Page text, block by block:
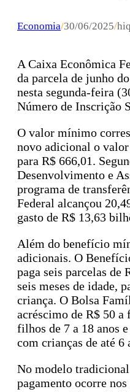
Economia/30/06/2025/
A Caixa Econômica
da parcela de junho
nesta segunda-feira
Número de Inscrição
O valor mínimo
novo adicional o
para R$ 666,01.
Desenvolvimento e
programa de
Federal alcançou
gasto de R$ 13,63
Além do benefício
adicionais. O
paga seis parcelas de
seis meses de idade,
criança. O Bolsa
acréscimo de R$ 50 a
filhos de 7 a 18 anos
com crianças de até 6
No modelo
pagamento ocorre